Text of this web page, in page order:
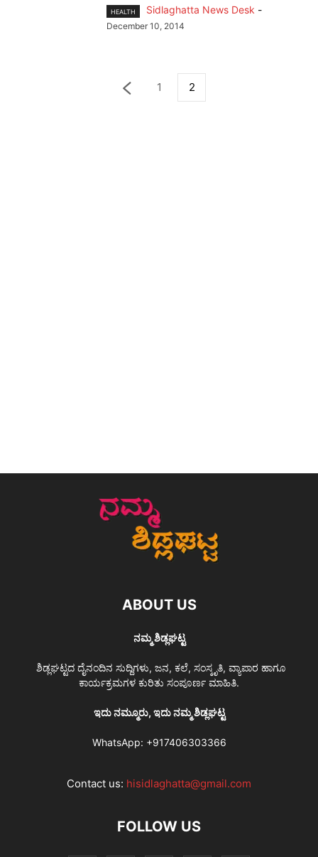
HEALTH Sidlaghatta News Desk -
December 10, 2014
1 2
ABOUT US
ನಮ್ಮ ಶಿಡ್ಲಘಟ್ಟ
ಶಿಡ್ಲಘಟ್ಟದ ದೈನಂದಿನ ಸುದ್ದಿಗಳು, ಜನ, ಕಲೆ, ಸಂಸ್ಕೃತಿ, ವ್ಯಾಪಾರ ಹಾಗೂ
ಕಾರ್ಯಕ್ರಮಗಳ ಕುರಿತು ಸಂಪೂರ್ಣ ಮಾಹಿತಿ.
ಇದು ನಮ್ಮೂರು, ಇದು ನಮ್ಮ ಶಿಡ್ಲಘಟ್ಟ
WhatsApp: +917406303366
Contact us: hisidlaghatta@gmail.com
FOLLOW US